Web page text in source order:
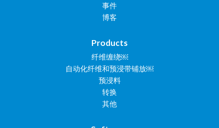
事件
博客
Products
纤维缠绕￼
自动化纤维和预浸带铺放￼
预浸料
转换
其他